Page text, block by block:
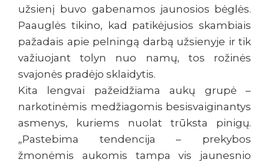
užsienį buvo gabenamos jaunosios bėglės.
Paauglės tikino, kad patikėjusios skambiais
pažadais apie pelningą darbą užsienyje ir tik
važiuojant tolyn nuo namų, tos rožinės
svajonės pradėjo sklaidytis.
Kita lengvai pažeidžiama aukų grupė –
narkotinėmis medžiagomis besisvaiginantys
asmenys, kuriems nuolat trūksta pinigų.
„Pastebima tendencija – prekybos
žmonėmis aukomis tampa vis jaunesnio